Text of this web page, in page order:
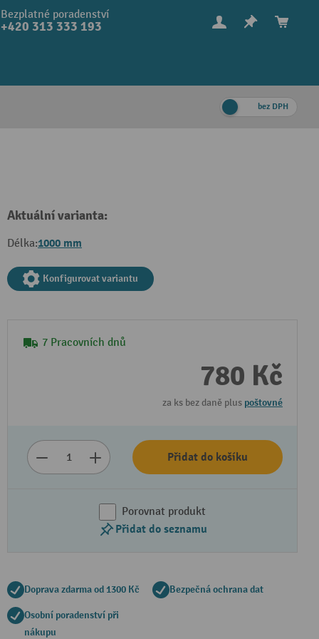
Bezplatné poradenství
+420 313 333 193
bez DPH
Aktuální varianta:
Délka:1000 mm
Konfigurovat variantu
7 Pracovních dnů
780 Kč
za ks bez daně plus poštovné
Přidat do košíku
Porovnat produkt
Přidat do seznamu
Doprava zdarma od 1300 Kč Bezpečná ochrana dat
Osobní poradenství při
nákupu